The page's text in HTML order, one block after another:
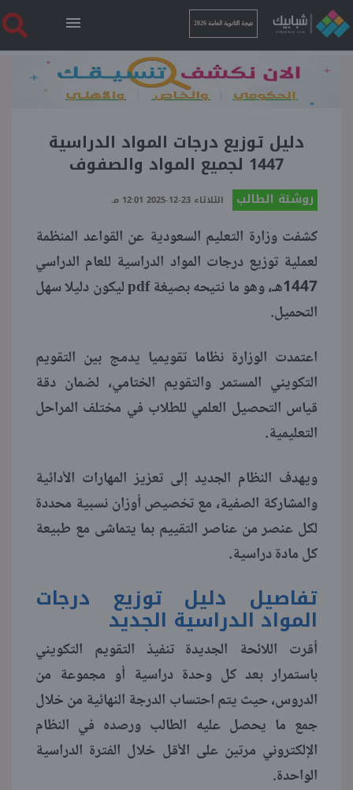
نتيجة الثانوية العامة 2026
الرئيسية
نتيجة الثانوية العامة 2026
فنجان قهوة
بوابة الطلبة
منوعات
دليل توزيع درجات المواد الدراسية
1447 لجميع المواد والصفوف
روشتة الطالب الثلاثاء 23-12-2025 12:01 مـ
كشفت وزارة التعليم السعودية عن القواعد المنظمة
لعملية توزيع درجات المواد الدراسية للعام الدراسي
1447هـ، وهو ما نتيحه بصيغة pdf ليكون دليلا سهل
التحميل.
اعتمدت الوزارة نظاما تقويميا يدمج بين التقويم
التكويني المستمر والتقويم الختامي، لضمان دقة
قياس التحصيل العلمي للطلاب في مختلف المراحل
التعليمية.
ويهدف النظام الجديد إلى تعزيز المهارات الأدائية
والمشاركة الصفية، مع تخصيص أوزان نسبية محددة
لكل عنصر من عناصر التقييم بما يتماشى مع طبيعة
كل مادة دراسية.
تفاصيل دليل توزيع درجات
المواد الدراسية الجديد
أقرت اللائحة الجديدة تنفيذ التقويم التكويني
باستمرار بعد كل وحدة دراسية أو مجموعة من
الدروس، حيث يتم احتساب الدرجة النهائية من خلال
جمع ما يحصل عليه الطالب ورصده في النظام
الإلكتروني مرتين على الأقل خلال الفترة الدراسية
الواحدة.